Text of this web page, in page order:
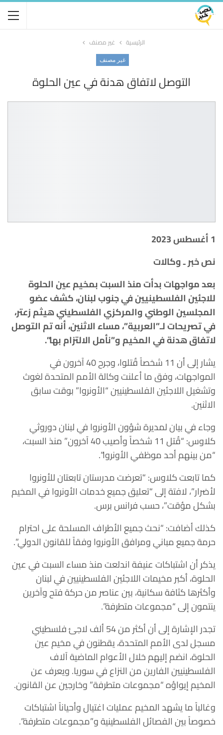
الرئيسية غير مصنف
غير مصنف
التوصل لاتفاق هدنة في عين الحلوة
1 أغسطس 2023
نص خبر ـ وكالات
بعد مواجهات بدأت منذ السبت بمخيم عين الحلوة
للاجئين الفلسطينيين في جنوب لبنان، كشف عضو
المجلسين الوطني والمركزي الفلسطيني هيثم زعتر،
في تصريحات لـ”العربية”، مساء الاثنين، أنه تم التوصل
لاتفاق هدنة في المخيم و”نأمل الالتزام بها”.
يشار إلى أن 11 شخصاً قُتلوا، وجرح 40 آخرون في
المواجهات، وفق ما أعلنت وكالة الأمم المتحدة لغوث
وتشغيل اللاجئين الفلسطينيين “الأونروا” بوقت سابق
الاثنين.
وجاء في بيان لمديرة شؤون الأونروا في لبنان دوروثي
كلاوس: “قُتل 11 شخصاً وأصيب 40 آخرون” منذ السبت،
“من بينهم أحد موظفي الأونروا”.
كما تابعت كلاوس: “تعرضت مدرستان تابعتان للأونروا
لأضرار”، لافتة إلى “تعليق جميع خدمات الأونروا في المخيم
بشكل مؤقت”، حسب فرانس برس.
كذلك أضافت: “نحث جميع الأطراف المسلحة على احترام
حرمة جميع مباني ومرافق الأونروا وفقاً للقانون الدولي”.
يذكر أن اشتباكات عنيفة اندلعت منذ مساء السبت في عين
الحلوة، أكبر مخيمات اللاجئين الفلسطينيين في لبنان
وأكثرها كثافة سكانية، بين عناصر من حركة فتح وآخرين
ينتمون إلى “مجموعات متطرفة”.
تجدر الإشارة إلى أن أكثر من 54 ألف لاجئ فلسطيني
مسجل لدى الأمم المتحدة، يقطنون في مخيم عين
الحلوة، انضم إليهم خلال الأعوام الماضية آلاف
الفلسطينيين الفارين من النزاع في سوريا. ويعرف عن
المخيم إيواؤه “مجموعات متطرفة” وخارجين عن القانون.
وغالباً ما يشهد المخيم عمليات اغتيال وأحياناً اشتباكات
خصوصاً بين الفصائل الفلسطينية و”مجموعات متطرفة”.